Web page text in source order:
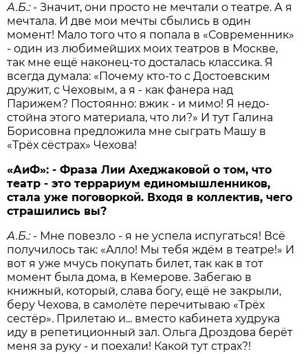
А.Б.: - Значит, они просто не мечтали о театре. А я
мечтала. И две мои мечты сбылись в один
момент! Мало того что я попала в «Современник»
- один из любимейших моих театров в Москве,
так мне ещё наконец-то досталась классика. Я
всегда думала: «Почему кто-то с Достоевским
дружит, с Чеховым, а я - как фанера над
Парижем? Постоянно: вжик - и мимо! Я недо­
стойна этого материала, что ли?» И тут Галина
Борисовна предложила мне сыграть Машу в
«Трёх сёстрах» Чехова!
«АиФ»:- Фраза Лии Ахеджаковой о том, что
театр - это террариум единомышленников,
стала уже поговоркой. Входя в коллектив, чего
страшились вы?
А.Б.: - Мне повезло - я не успела испугаться! Всё
получилось так: «Алло! Мы тебя ждём в театре!» И
вот я уже мчусь покупать билет, так как в тот
момент была дома, в Кемерове. Забегаю в
книжный, который, слава б­огу, ещё не закрыли,
беру Чехова, в самолёте перечитываю «Трёх
сестёр». Прилетаю и... вместо кабинета худрука
иду в репетиционный зал. Ольга Дроздова берёт
меня за руку - и поехали! Какой тут страх?!